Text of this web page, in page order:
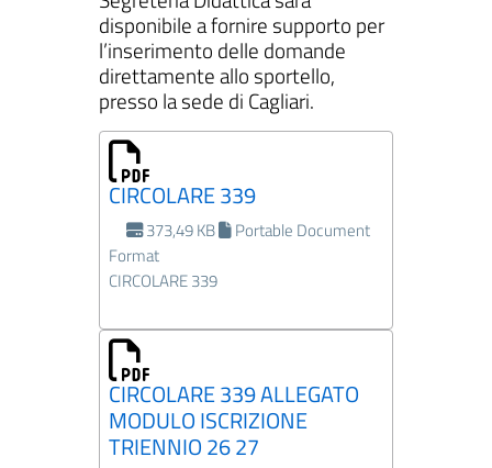
disponibile a fornire supporto per
l’inserimento delle domande
direttamente allo sportello,
presso la sede di Cagliari.
CIRCOLARE 339
373,49 KB
Portable Document
Format
CIRCOLARE 339
CIRCOLARE 339 ALLEGATO
MODULO ISCRIZIONE
TRIENNIO 26 27